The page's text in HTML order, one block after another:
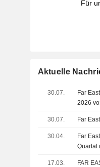
Für
Aktuelle
30.07.
Far
2026
30.07. Far
30.04.
Far
Quartal
17.03.